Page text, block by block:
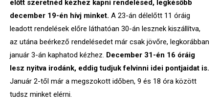
előtt szeretnéd kézhez kapni rendelésed, legkésőbb
december 19-én hívj minket. A 23-án délelőtt 11 óráig
leadott rendelések előre láthatóan 30-án lesznek kiszállítva,
az utána beérkező rendelésedet már csak jövőre, legkorábban
január 3-án kaphatod kézhez. December 31-én 16 óráig
lesz nyitva irodánk, eddig tudjuk felvinni idei pontjaidat is.
Január 2-től már a megszokott időben, 9 és 18 óra között
tudsz minket elérni.